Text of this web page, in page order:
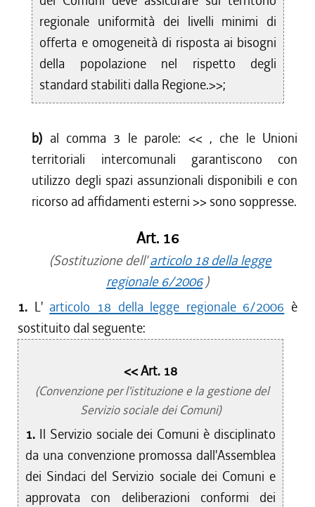
regionale uniformità dei livelli minimi di
offerta e omogeneità di risposta ai bisogni
della popolazione nel rispetto degli
standard stabiliti dalla Regione.>>;
b) al comma 3 le parole: << , che le Unioni
territoriali intercomunali garantiscono con
utilizzo degli spazi assunzionali disponibili e con
ricorso ad affidamenti esterni >> sono soppresse.
Art. 16
(Sostituzione dell'articolo 18 della legge
regionale 6/2006)
1. L' articolo 18 della legge regionale 6/2006 è
sostituito dal seguente:
<< Art. 18
(Convenzione per l'istituzione e la gestione del
Servizio sociale dei Comuni)
1. Il Servizio sociale dei Comuni è disciplinato
da una convenzione promossa dall'Assemblea
dei Sindaci del Servizio sociale dei Comuni e
approvata con deliberazioni conformi dei